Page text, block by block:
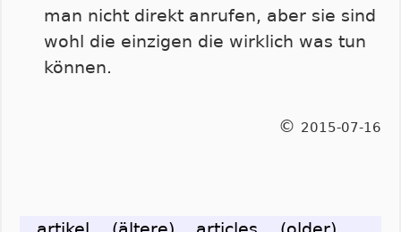
man nicht direkt anrufen, aber sie sind
wohl die einzigen die wirklich was tun
können.
© 2015-07-16